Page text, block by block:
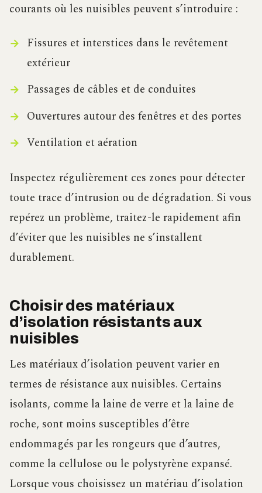
courants où les nuisibles peuvent s’introduire :
Fissures et interstices dans le revêtement
extérieur
Passages de câbles et de conduites
Ouvertures autour des fenêtres et des portes
Ventilation et aération
Inspectez régulièrement ces zones pour détecter
toute trace d’intrusion ou de dégradation. Si vous
repérez un problème, traitez-le rapidement afin
d’éviter que les nuisibles ne s’installent
durablement.
Choisir des matériaux
d’isolation résistants aux
nuisibles
Les matériaux d’isolation peuvent varier en
termes de résistance aux nuisibles. Certains
isolants, comme la laine de verre et la laine de
roche, sont moins susceptibles d’être
endommagés par les rongeurs que d’autres,
comme la cellulose ou le polystyrène expansé.
Lorsque vous choisissez un matériau d’isolation